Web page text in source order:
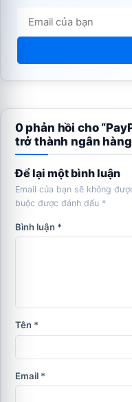
0 phản hồi cho
trở thành ngân
Để lại một bình luận
Email của bạn sẽ không
buộc được đánh dấu *
Bình luận *
Tên *
Email *